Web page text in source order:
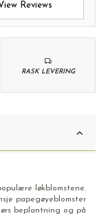
Reviews
RASK LEVERING
løkblomstene.
papegøyeblomster
beplantning og på